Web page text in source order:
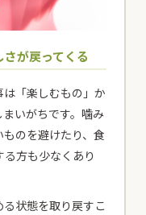
さが戻ってくる
「楽しむもの」か
いがちです。噛み
のを避けたり、食
方も少なくあり
状態を取り戻すこ